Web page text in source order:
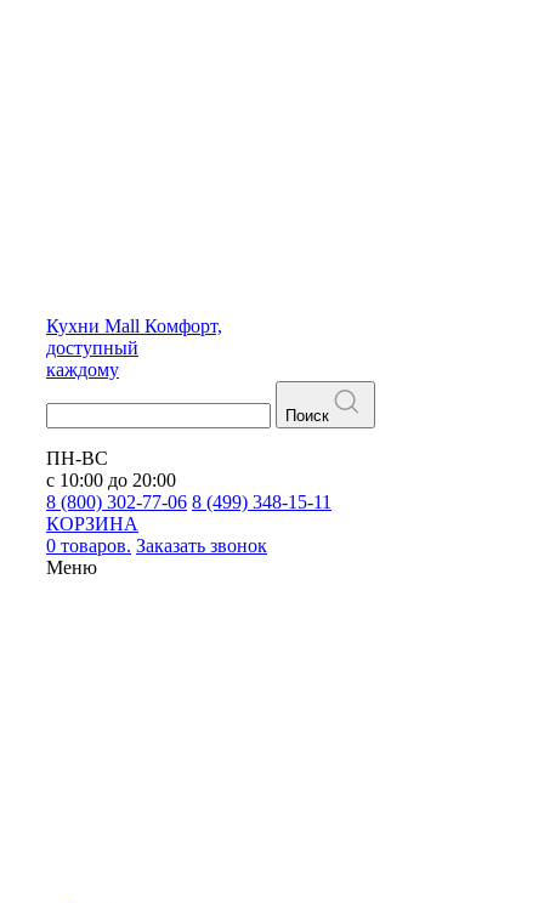
Кухни Mall Комфорт,
доступный
каждому
Поиск
ПН-ВС
с 10:00 до 20:00
8 (800) 302-77-06 8 (499) 348-15-11
КОРЗИНА
0 товаров. Заказать звонок
Меню